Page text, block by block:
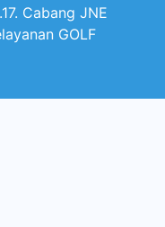
Cabang JNE
GOLF